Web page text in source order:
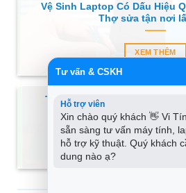
Vệ Sinh Laptop Có Dấu Hiệu
Thợ sửa tận nơi
XEM THÊM
Thủ thuật Máy tính không cài
Trung tâm hỗ trợ
XEM THÊM
Tư vấn & CSKH
Hỗ trợ viên
Xin chào quý khách 👋 Vi
sẵn sàng tư vấn máy tính,
hỗ trợ kỹ thuật. Quý khách
dung nào ạ?